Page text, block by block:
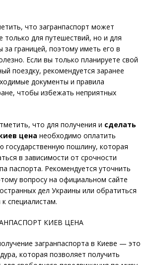
что загранпаспорт может
только для путешествий, но и для
границей, поэтому иметь его в
Если вы только планируете свой
поездку, рекомендуется заранее
документы и правила
чтобы избежать неприятных
что для получения и сделать
цена необходимо оплатить
государственную пошлину, которая
в зависимости от срочности
паспорта. Рекомендуется уточнить
вопросу на официальном сайте
дел Украины или обратиться
специалистам.
загранпаспорта в Киеве — это
которая позволяет получить